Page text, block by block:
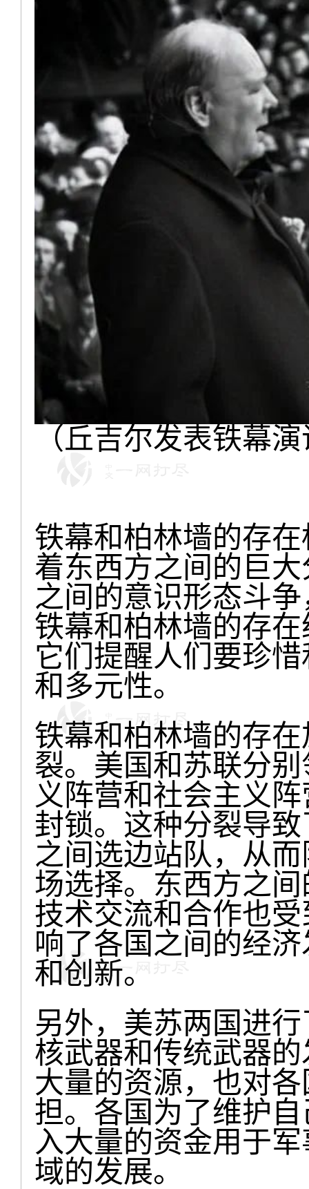
（丘吉尔发表铁幕
铁幕和柏林墙的存
着东西方之间的巨
之间的意识形态斗
铁幕和柏林墙的存
它们提醒人们要珍
和多元性。
铁幕和柏林墙的存
裂。美国和苏联分
义阵营和社会主义
封锁。这种分裂导
之间选边站队，从
场选择。东西方之
技术交流和合作也
响了各国之间的经
和创新。
另外，美苏两国进
核武器和传统武器
大量的资源，也对
担。各国为了维护
入大量的资金用于
域的发展。